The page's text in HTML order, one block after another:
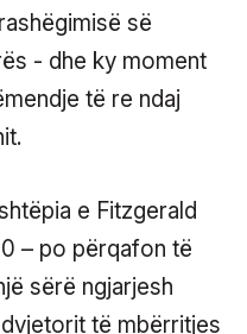
së
- dhe ky moment
të re ndaj
e Fitzgerald
– po përqafon të
sërë ngjarjesh
të mbërritjes